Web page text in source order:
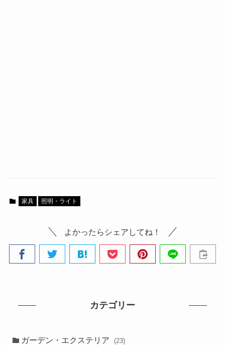
家具 照明・ライト
よかったらシェアしてね！
カテゴリー
ガーデン・エクステリア (23)